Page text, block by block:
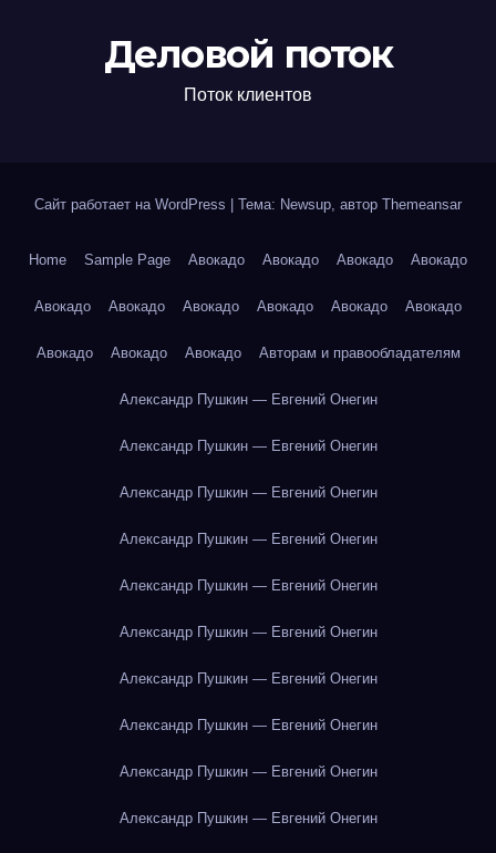
Деловой поток
Поток клиентов
Сайт работает на WordPress Тема: Newsup, автор Themeansar
Home Sample Page Авокадо Авокадо Авокадо Авокадо
Авокадо Авокадо Авокадо Авокадо Авокадо Авокадо
Авокадо Авокадо Авокадо Авторам и правообладателям
Александр Пушкин — Евгений Онегин
Александр Пушкин — Евгений Онегин
Александр Пушкин — Евгений Онегин
Александр Пушкин — Евгений Онегин
Александр Пушкин — Евгений Онегин
Александр Пушкин — Евгений Онегин
Александр Пушкин — Евгений Онегин
Александр Пушкин — Евгений Онегин
Александр Пушкин — Евгений Онегин
Александр Пушкин — Евгений Онегин